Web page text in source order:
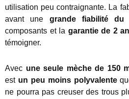
utilisation peu contraignante. La
avant une grande fiabilité du
composants et la garantie de 2
témoigner.
Avec une seule mèche de 150
est un peu moins polyvalente
ne pourra pas creuser des trous